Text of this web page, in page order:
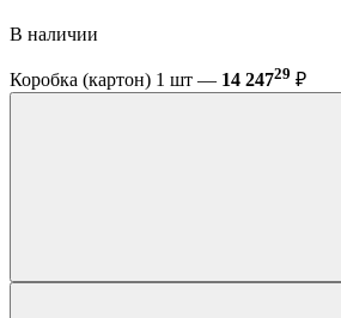
В наличии
Коробка (картон) 1 шт — 14 24729 ₽